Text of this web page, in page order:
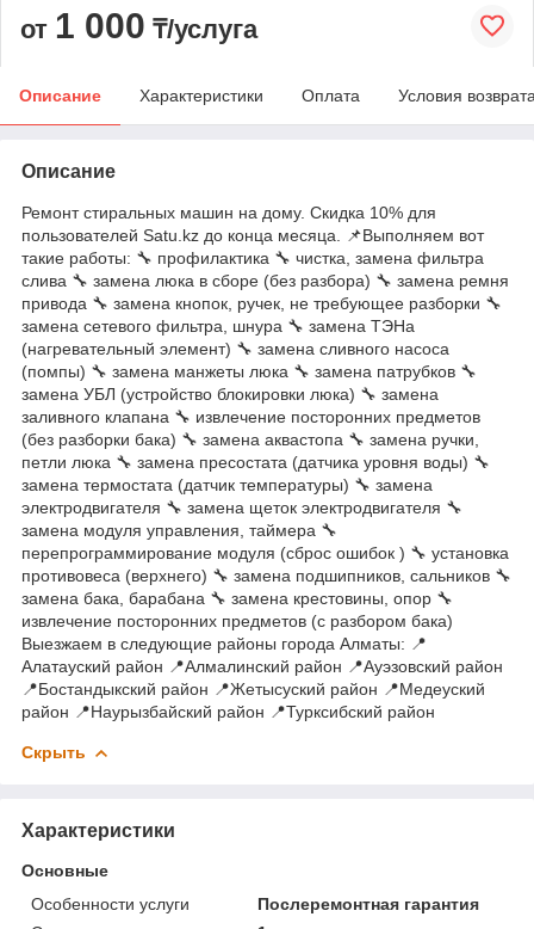
от 1 000 ₸/услуга
Описание Характеристики Оплата Условия
Описание
Ремонт стиральных машин на дому. Скидка 10% для
пользователей Satu.kz до конца месяца. 📌Выполняем вот
такие работы: 🔧 профилактика 🔧 чистка, замена фильтра
слива 🔧 замена люка в сборе (без разбора) 🔧 замена ремня
привода 🔧 замена кнопок, ручек, не требующее разборки 🔧
замена сетевого фильтра, шнура 🔧 замена ТЭНа
(нагревательный элемент) 🔧 замена сливного насоса
(помпы) 🔧 замена манжеты люка 🔧 замена патрубков 🔧
замена УБЛ (устройство блокировки люка) 🔧 замена
заливного клапана 🔧 извлечение посторонних предметов
(без разборки бака) 🔧 замена аквастопа 🔧 замена ручки,
петли люка 🔧 замена пресостата (датчика уровня воды) 🔧
замена термостата (датчик температуры) 🔧 замена
электродвигателя 🔧 замена щеток электродвигателя 🔧
замена модуля управления, таймера 🔧
перепрограммирование модуля (сброс ошибок ) 🔧 установка
противовеса (верхнего) 🔧 замена подшипников, сальников 🔧
замена бака, барабана 🔧 замена крестовины, опор 🔧
извлечение посторонних предметов (с разбором бака)
Выезжаем в следующие районы города Алматы: 📍
Алатауский район 📍Алмалинский район 📍Ауэзовский район
📍Бостандыкский район 📍Жетысуский район 📍Медеуский
район 📍Наурызбайский район 📍Турксибский район
Скрыть
Характеристики
Основные
Особенности услуги
Послеремонтная гарантия